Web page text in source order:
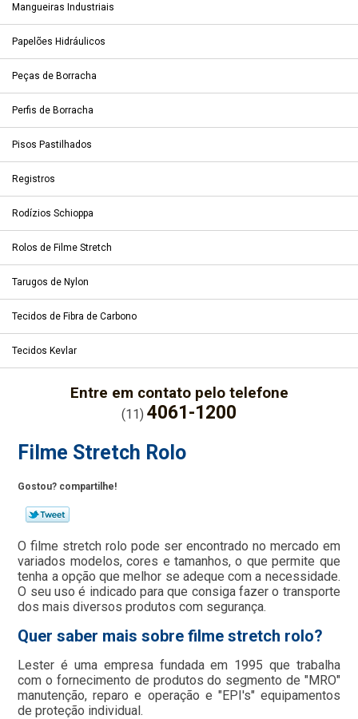
Mangueiras Industriais
Papelões Hidráulicos
Peças de Borracha
Perfis de Borracha
Pisos Pastilhados
Registros
Rodízios Schioppa
Rolos de Filme Stretch
Tarugos de Nylon
Tecidos de Fibra de Carbono
Tecidos Kevlar
Entre em contato pelo telefone
(11) 4061-1200
Filme Stretch Rolo
Gostou? compartilhe!
O filme stretch rolo pode ser encontrado no mercado em
variados modelos, cores e tamanhos, o que permite que
tenha a opção que melhor se adeque com a necessidade.
O seu uso é indicado para que consiga fazer o transporte
dos mais diversos produtos com segurança.
Quer saber mais sobre filme stretch rolo?
Lester é uma empresa fundada em 1995 que trabalha
com o fornecimento de produtos do segmento de "MRO"
manutenção, reparo e operação e "EPI's" equipamentos
de proteção individual.